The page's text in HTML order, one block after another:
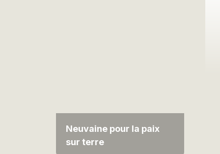
Neuvaine pour la paix
sur terre